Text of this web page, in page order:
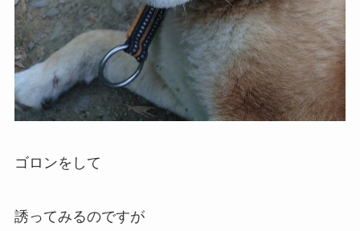
ゴロンをして
誘ってみるのですが